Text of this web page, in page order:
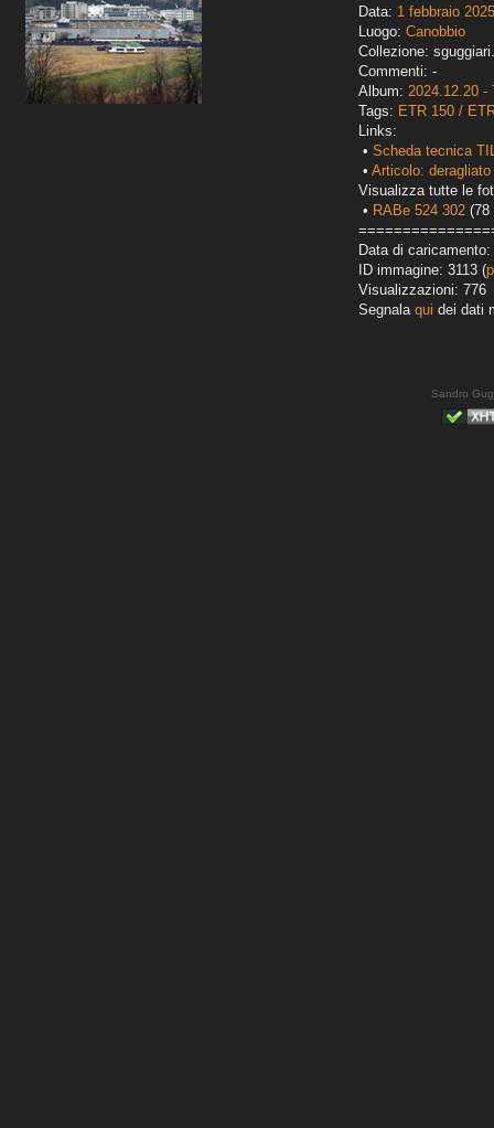
Data: 1 febbraio 2025
Luogo: Canobbio
Collezione:
Commenti: -
Album: 2024.12.20 -
Tags: ETR 150 /
Links:
• Scheda tecnica
• Articolo:
Visualizza tutte le
• RABe 524 302 (78
Data di
ID immagine: 3113 (
Visualizzazioni: 776
Segnala qui dei dati
Sandro